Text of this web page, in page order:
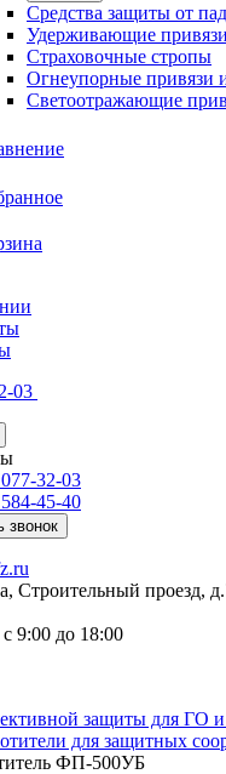
Средства защиты от
Удерживающие привязи
Страховочные стропы
Огнеупорные привязи
Светоотражающие
03
32-03
45-40
звонок
Строительный проезд,
9:00 до 18:00
защиты для ГО
для защитных
ФП-500УБ